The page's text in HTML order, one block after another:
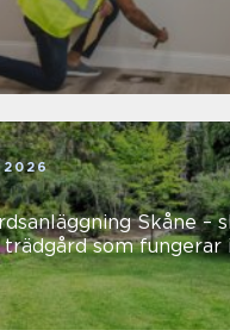
Skåne –
som fungerar